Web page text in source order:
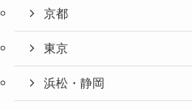
京都
東京
浜松・静岡